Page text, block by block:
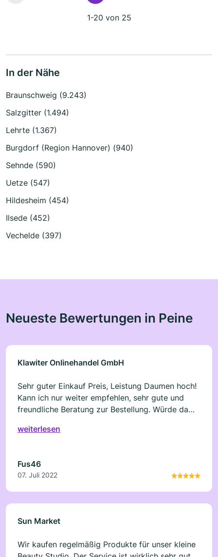
1-20 von 25
In der Nähe
Braunschweig (9.243)
Salzgitter (1.494)
Lehrte (1.367)
Burgdorf (Region Hannover) (940)
Sehnde (590)
Uetze (547)
Hildesheim (454)
Ilsede (452)
Vechelde (397)
Neueste Bewertungen in Peine
Klawiter Onlinehandel GmbH
Sehr guter Einkauf Preis, Leistung Daumen hoch!
Kann ich nur weiter empfehlen, sehr gute und
freundliche Beratung zur Bestellung. Würde da
weiterlesen
Fus46
07. Juli 2022
Sun Market
Wir kaufen regelmäßig Produkte für unser kleine